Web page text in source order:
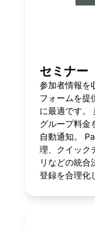
セミナー
参加者情報を
フォームを提
に最適です。
グループ料金
自動通知。
理、クイック
リなどの統合
登録を合理化